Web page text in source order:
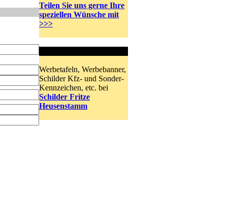
Teilen Sie uns gerne Ihre
speziellen Wünsche mit
>>>
Werbetafeln, Werbebanner,
Schilder Kfz- und Sonder-
Kennzeichen, etc. bei
Schilder Fritze
Heusenstamm